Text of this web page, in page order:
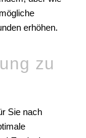
erhöhen.
zu
Sie nach